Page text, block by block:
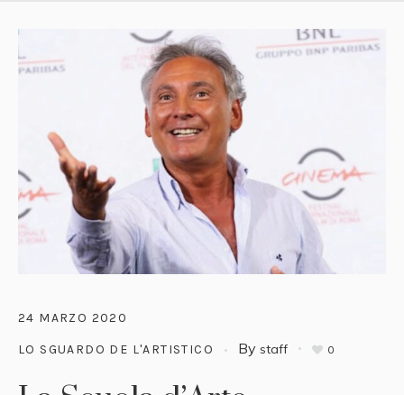
24 MARZO 2020
LO SGUARDO DE L'ARTISTICO By staff 0